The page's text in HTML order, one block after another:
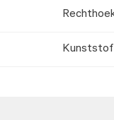
Kunststof